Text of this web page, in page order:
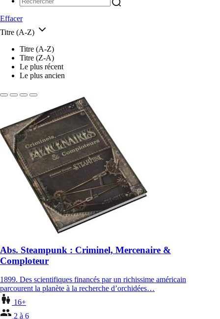
Effacer
Titre (A-Z)
Titre (A-Z)
Titre (Z-A)
Le plus récent
Le plus ancien
Abs. Steampunk : Criminel, Mercenaire &
Comploteur
1899. Des scientifiques financés par un richissime américain
parcourent la planète à la recherche d’orchidées…
16+
2 à 6